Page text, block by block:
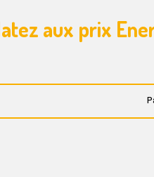
aux prix